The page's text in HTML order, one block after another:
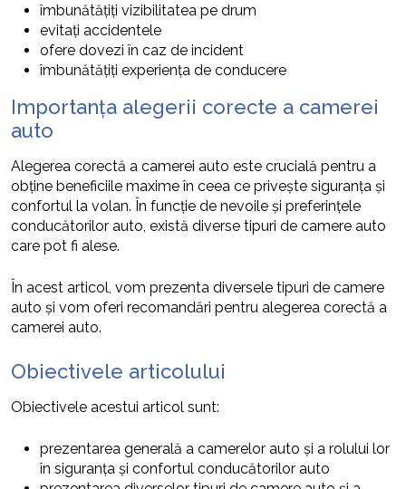
îmbunătățiți vizibilitatea pe drum
evitați accidentele
ofere dovezi în caz de incident
îmbunătățiți experiența de conducere
Importanța alegerii corecte a camerei
auto
Alegerea corectă a camerei auto este crucială pentru a
obține beneficiile maxime în ceea ce privește siguranța și
confortul la volan. În funcție de nevoile și preferințele
conducătorilor auto, există diverse tipuri de camere auto
care pot fi alese.
În acest articol, vom prezenta diversele tipuri de camere
auto și vom oferi recomandări pentru alegerea corectă a
camerei auto.
Obiectivele articolului
Obiectivele acestui articol sunt:
prezentarea generală a camerelor auto și a rolului lor
în siguranța și confortul conducătorilor auto